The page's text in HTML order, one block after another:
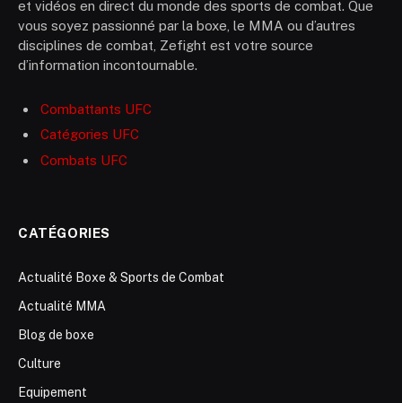
et vidéos en direct du monde des sports de combat. Que
vous soyez passionné par la boxe, le MMA ou d’autres
disciplines de combat, Zefight est votre source
d’information incontournable.
Combattants UFC
Catégories UFC
Combats UFC
CATÉGORIES
Actualité Boxe & Sports de Combat
Actualité MMA
Blog de boxe
Culture
Equipement